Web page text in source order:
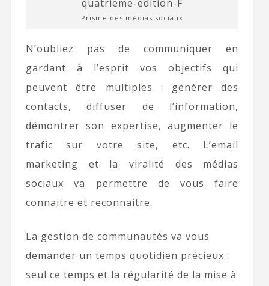
Prisme des médias sociaux
N’oubliez pas de communiquer en
gardant à l’esprit vos objectifs qui
peuvent être multiples : générer des
contacts, diffuser de l’information,
démontrer son expertise, augmenter le
trafic sur votre site, etc. L’email
marketing et la viralité des médias
sociaux va permettre de vous faire
connaitre et reconnaitre.
La gestion de communautés va vous
demander un temps quotidien précieux :
seul ce temps et la régularité de la mise à